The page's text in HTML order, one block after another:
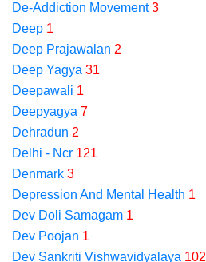
De-Addiction Movement 3
Deep 1
Deep Prajawalan 2
Deep Yagya 31
Deepawali 1
Deepyagya 7
Dehradun 2
Delhi - Ncr 121
Denmark 3
Depression And Mental Health 1
Dev Doli Samagam 1
Dev Poojan 1
Dev Sankriti Vishwavidyalaya 102